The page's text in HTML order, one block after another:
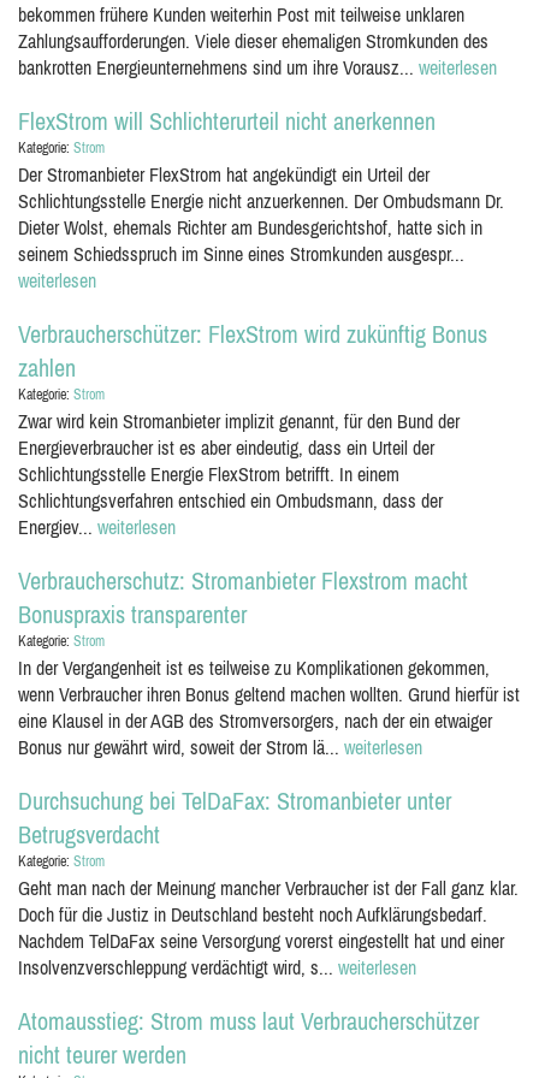
bekommen frühere Kunden weiterhin Post mit teilweise unklaren
Zahlungsaufforderungen. Viele dieser ehemaligen Stromkunden des
bankrotten Energieunternehmens sind um ihre Vorausz... weiterlesen
FlexStrom will Schlichterurteil nicht anerkennen
Kategorie: Strom
Der Stromanbieter FlexStrom hat angekündigt ein Urteil der
Schlichtungsstelle Energie nicht anzuerkennen. Der Ombudsmann Dr.
Dieter Wolst, ehemals Richter am Bundesgerichtshof, hatte sich in
seinem Schiedsspruch im Sinne eines Stromkunden ausgespr...
weiterlesen
Verbraucherschützer: FlexStrom wird zukünftig Bonus
zahlen
Kategorie: Strom
Zwar wird kein Stromanbieter implizit genannt, für den Bund der
Energieverbraucher ist es aber eindeutig, dass ein Urteil der
Schlichtungsstelle Energie FlexStrom betrifft. In einem
Schlichtungsverfahren entschied ein Ombudsmann, dass der
Energiev... weiterlesen
Verbraucherschutz: Stromanbieter Flexstrom macht
Bonuspraxis transparenter
Kategorie: Strom
In der Vergangenheit ist es teilweise zu Komplikationen gekommen,
wenn Verbraucher ihren Bonus geltend machen wollten. Grund hierfür ist
eine Klausel in der AGB des Stromversorgers, nach der ein etwaiger
Bonus nur gewährt wird, soweit der Strom lä... weiterlesen
Durchsuchung bei TelDaFax: Stromanbieter unter
Betrugsverdacht
Kategorie: Strom
Geht man nach der Meinung mancher Verbraucher ist der Fall ganz klar.
Doch für die Justiz in Deutschland besteht noch Aufklärungsbedarf.
Nachdem TelDaFax seine Versorgung vorerst eingestellt hat und einer
Insolvenzverschleppung verdächtigt wird, s... weiterlesen
Atomausstieg: Strom muss laut Verbraucherschützer
nicht teurer werden